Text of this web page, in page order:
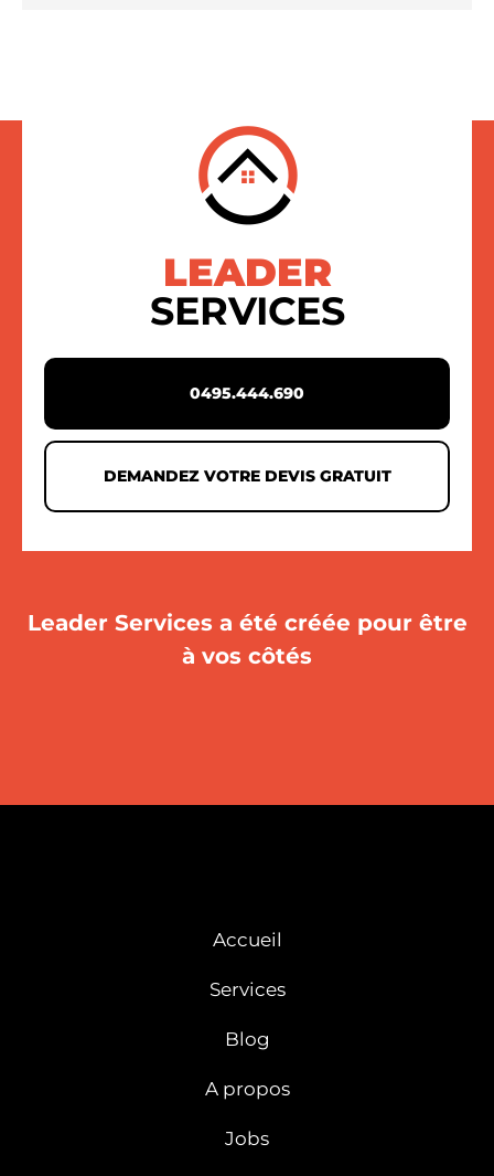
LEADER
SERVICES
0495.444.690
DEMANDEZ VOTRE DEVIS GRATUIT
Leader Services a été créée pour être
à vos côtés
Accueil
Services
Blog
A propos
Jobs